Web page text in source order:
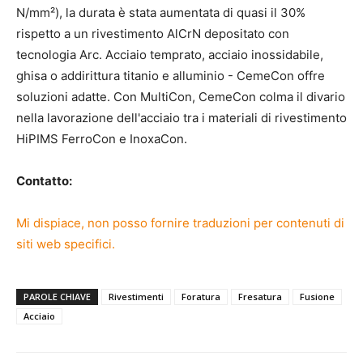
N/mm²), la durata è stata aumentata di quasi il 30%
rispetto a un rivestimento AlCrN depositato con
tecnologia Arc. Acciaio temprato, acciaio inossidabile,
ghisa o addirittura titanio e alluminio - CemeCon offre
soluzioni adatte. Con MultiCon, CemeCon colma il divario
nella lavorazione dell'acciaio tra i materiali di rivestimento
HiPIMS FerroCon e InoxaCon.
Contatto:
Mi dispiace, non posso fornire traduzioni per contenuti di
siti web specifici.
PAROLE CHIAVE Rivestimenti Foratura Fresatura
Fusione
Acciaio